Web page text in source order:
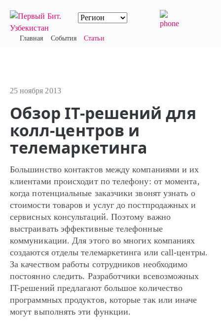
Главная События Статьи
25 ноября 2013
Обзор IT-решений для
колл-центров и
телемаркетинга
Большинство контактов между компаниями и их
клиентами происходит по телефону: от момента,
когда потенциальные заказчики звонят узнать о
стоимости товаров и услуг до постпродажных и
сервисных консультаций. Поэтому важно
выстраивать эффективные телефонные
коммуникации. Для этого во многих компаниях
создаются отделы телемаркетинга или call-центры.
За качеством работы сотрудников необходимо
постоянно следить. Разработчики всевозможных
IT-решений предлагают большое количество
программных продуктов, которые так или иначе
могут выполнять эти функции.